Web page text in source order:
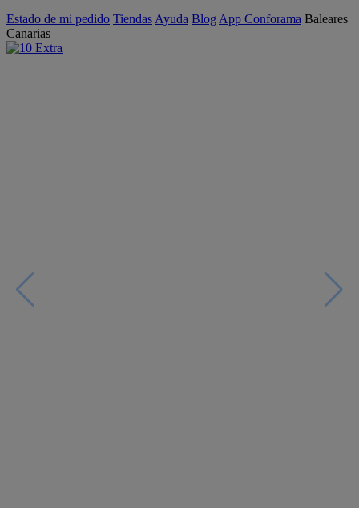
Estado de mi pedido Tiendas Ayuda Blog App Conforama Baleares
Canarias